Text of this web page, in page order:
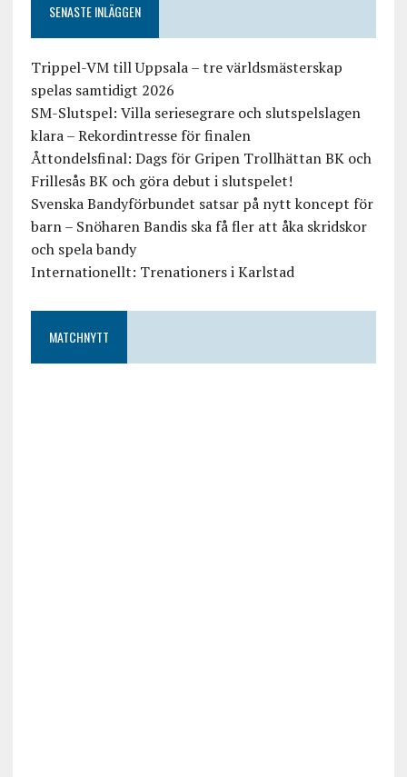
SENASTE INLÄGGEN
Trippel-VM till Uppsala – tre världsmästerskap
spelas samtidigt 2026
SM-Slutspel: Villa seriesegrare och slutspelslagen
klara – Rekordintresse för finalen
Åttondelsfinal: Dags för Gripen Trollhättan BK och
Frillesås BK och göra debut i slutspelet!
Svenska Bandyförbundet satsar på nytt koncept för
barn – Snöharen Bandis ska få fler att åka skridskor
och spela bandy
Internationellt: Trenationers i Karlstad
MATCHNYTT